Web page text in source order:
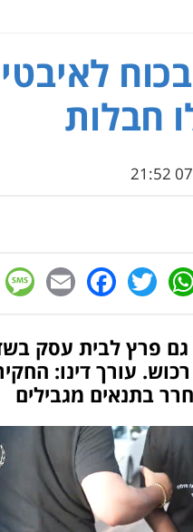
חבלות
WhatsApp
Twitter
המשטרה, החשוד (24) גם פרץ לבית עסק
עורך דינו:
בתנאים מגבילים